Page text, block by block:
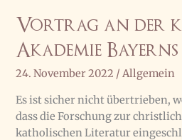
Vortrag an der
Akademie Bayerns
24. November 2022 /Allgemein
Es ist sicher nicht übertrieben,
dass die Forschung zur
katholischen Literatur